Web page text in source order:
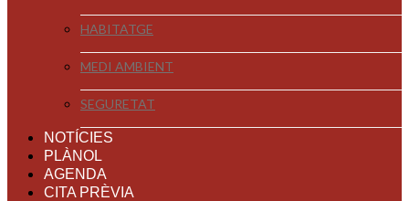
HABITATGE
MEDI AMBIENT
SEGURETAT
NOTÍCIES
PLÀNOL
AGENDA
CITA PRÈVIA